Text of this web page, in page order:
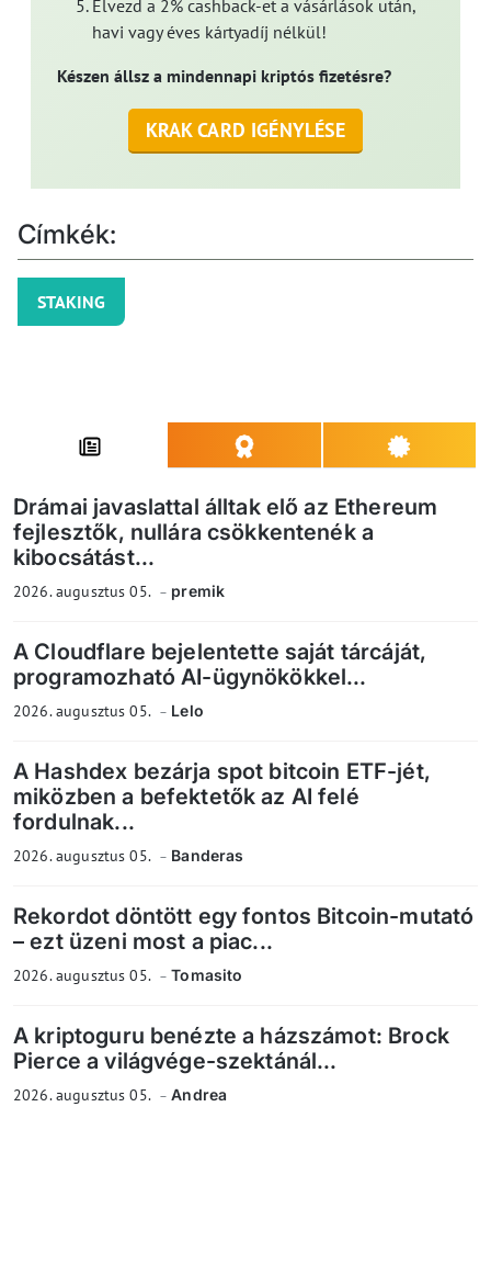
Élvezd a 2% cashback-et a vásárlások után,
havi vagy éves kártyadíj nélkül!
Készen állsz a mindennapi kriptós fizetésre?
KRAK CARD IGÉNYLÉSE
Címkék:
STAKING
Drámai javaslattal álltak elő az Ethereum
fejlesztők, nullára csökkentenék a
kibocsátást...
2026. augusztus 05. premik
A Cloudflare bejelentette saját tárcáját,
programozható AI-ügynökökkel...
2026. augusztus 05. Lelo
A Hashdex bezárja spot bitcoin ETF-jét,
miközben a befektetők az AI felé
fordulnak...
2026. augusztus 05. Banderas
Rekordot döntött egy fontos Bitcoin-mutató
– ezt üzeni most a piac...
2026. augusztus 05. Tomasito
A kriptoguru benézte a házszámot: Brock
Pierce a világvége-szektánál...
2026. augusztus 05. Andrea